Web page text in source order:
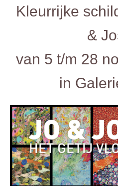
Kleurrijke
&
van 5 t/m 28
in